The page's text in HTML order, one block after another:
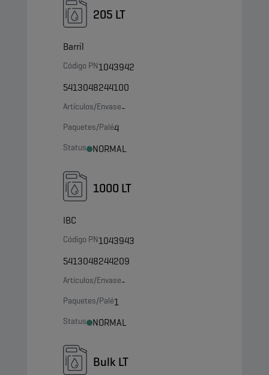
205 LT
Barril
Código PN1043942
5413048244100
Artículos/Envase-
Paquetes/Palé4
Status NORMAL
1000 LT
IBC
Código PN1043943
5413048244209
Artículos/Envase-
Paquetes/Palé1
Status NORMAL
Bulk LT